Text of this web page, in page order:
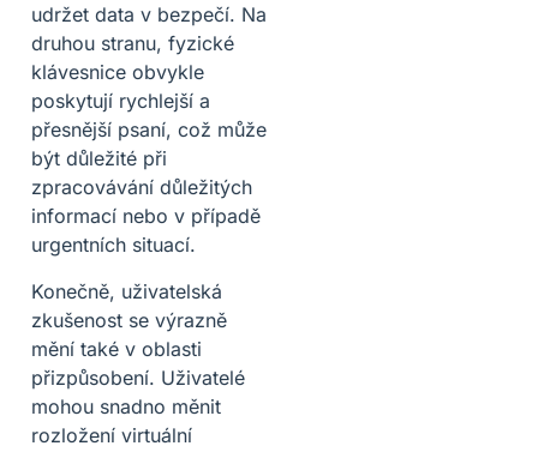
udržet data v bezpečí. Na
druhou stranu, fyzické
klávesnice obvykle
poskytují rychlejší a
přesnější psaní, což může
být důležité při
zpracovávání důležitých
informací nebo v případě
urgentních situací.
Konečně, uživatelská
zkušenost se výrazně
mění také v oblasti
přizpůsobení. Uživatelé
mohou snadno měnit
rozložení virtuální